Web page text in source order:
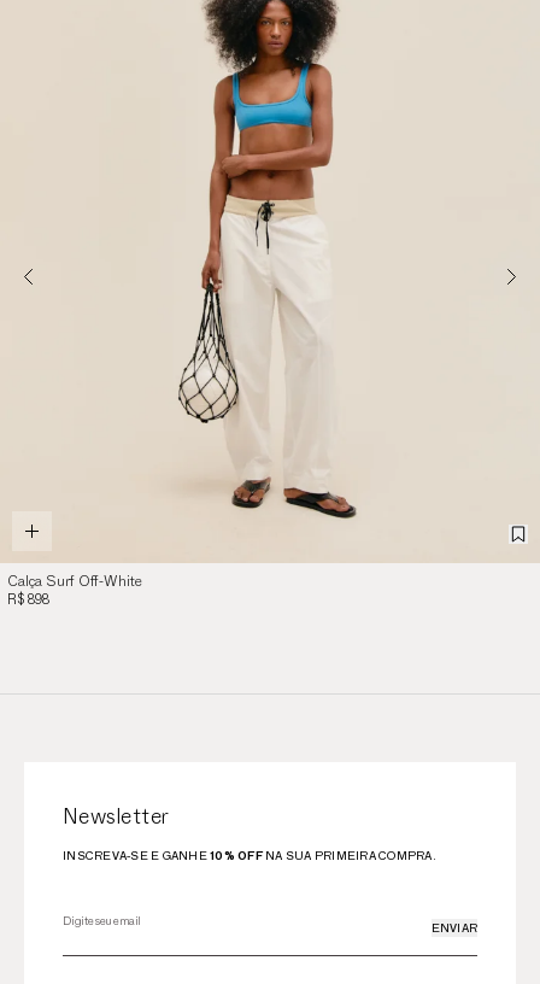
Calça Surf Off-White
R$ 898
Newsletter
INSCREVA-SE E GANHE10% OFFNA SUA PRIMEIRA COMPRA.
ENVIAR